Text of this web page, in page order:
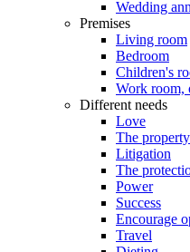
Wedding
Premises
Living room
Bedroom
Children's
Work room,
Different needs
Love
The property
Litigation
The
Power
Success
Encourage
Travel